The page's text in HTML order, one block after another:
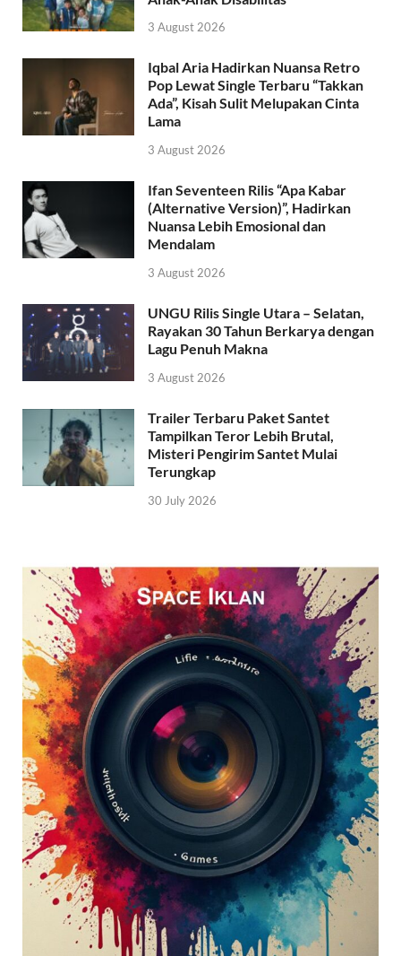
3 August 2026
Iqbal Aria Hadirkan Nuansa Retro
Pop Lewat Single Terbaru “Takkan
Ada”, Kisah Sulit Melupakan Cinta
Lama
3 August 2026
Ifan Seventeen Rilis “Apa Kabar
(Alternative Version)”, Hadirkan
Nuansa Lebih Emosional dan
Mendalam
3 August 2026
UNGU Rilis Single Utara – Selatan,
Rayakan 30 Tahun Berkarya dengan
Lagu Penuh Makna
3 August 2026
Trailer Terbaru Paket Santet
Tampilkan Teror Lebih Brutal,
Misteri Pengirim Santet Mulai
Terungkap
30 July 2026